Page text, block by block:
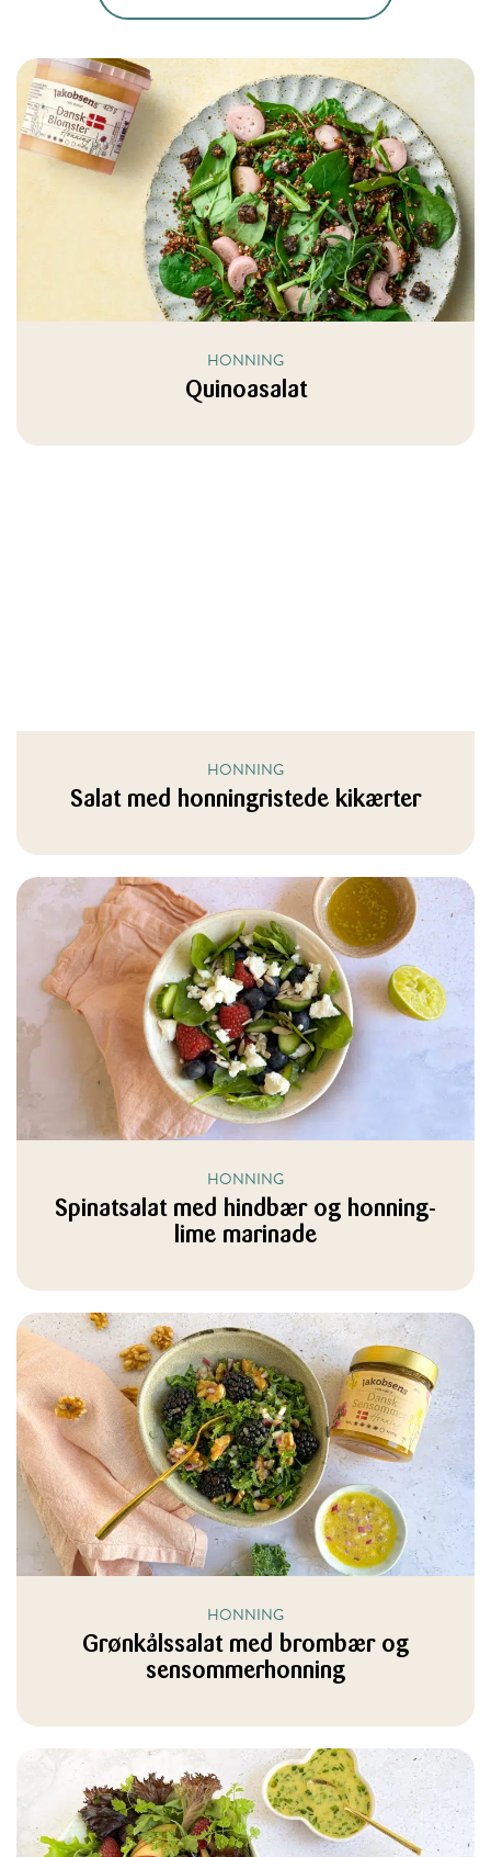
HONNING
Quinoasalat
HONNING
Salat med honningristede kikærter
HONNING
Spinatsalat med hindbær og honning-
lime marinade
HONNING
Grønkålssalat med brombær og
sensommerhonning